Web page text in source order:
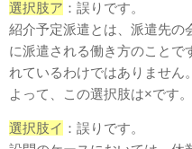
選択肢ア ：誤りです。
紹介予定派遣とは、派遣先の
に派遣される働き方のことで
れているわけではありません。
よって、この選択肢は×です。
選択肢イ ：誤りです。